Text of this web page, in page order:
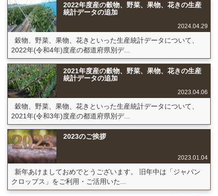
2022年度産の穀物、野菜、果物、花きの生産
統計データの追加
2024.04.29
穀物、野菜、果物、花きといった生産統計データについて、
2022年(令和4年)度産の都道府県別デ...
2021年度産の穀物、野菜、果物、花きの生産
統計データの追加
2023.04.06
穀物、野菜、果物、花きといった生産統計データについて、
2021年(令和3年)度産の都道府県別デ...
2023のご挨拶
2023.01.04
新年あけましておめでとうございます。 旧年中は「ジャパン
クロップス」をご利用・ご活用いた...